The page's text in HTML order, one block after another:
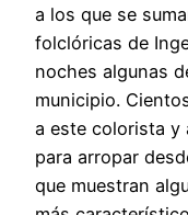
a los que se
folclóricas de
noches algunas
municipio.
a este colorista y
para arropar
que muestran